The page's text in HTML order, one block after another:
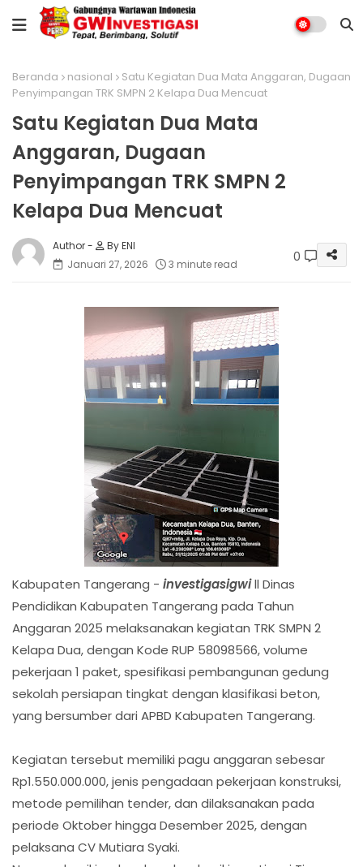
Beranda nasional
Satu Kegiatan Dua Mata Anggaran, Dugaan
Penyimpangan TRK SMPN 2 Kelapa Dua Mencuat
Satu Kegiatan Dua Mata
Anggaran, Dugaan
Penyimpangan TRK SMPN 2
Kelapa Dua Mencuat
By ENI
Januari 27, 2026
3 minute read 0
Kabupaten Tangerang - investigasigwill Dinas
Pendidikan Kabupaten Tangerang pada Tahun
Anggaran 2025 melaksanakan kegiatan TRK SMPN 2
Kelapa Dua, dengan Kode RUP 58098566, volume
pekerjaan 1 paket, spesifikasi pembangunan gedung
sekolah persiapan tingkat dengan klasifikasi beton,
yang bersumber dari APBD Kabupaten Tangerang.
Kegiatan tersebut memiliki pagu anggaran sebesar
Rp1.550.000.000, jenis pengadaan pekerjaan konstruksi,
metode pemilihan tender, dan dilaksanakan pada
periode Oktober hingga Desember 2025, dengan
pelaksana CV Mutiara Syaki.